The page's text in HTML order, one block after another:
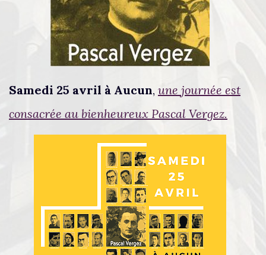
Samedi 25 avril à Aucun, une journée est
consacrée au bienheureux Pascal Vergez.